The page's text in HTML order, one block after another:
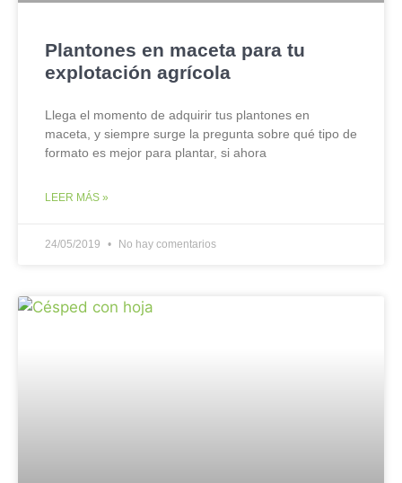
Plantones en maceta para tu
explotación agrícola
Llega el momento de adquirir tus plantones en
maceta, y siempre surge la pregunta sobre qué tipo de
formato es mejor para plantar, si ahora
LEER MÁS »
24/05/2019 No hay comentarios